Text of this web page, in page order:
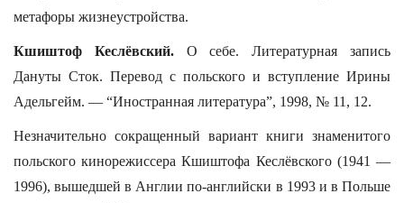
метафоры жизнеустройства.
Кшиштоф Кеслёвский.О себе. Литературная запись
Дануты Сток. Перевод с польского и вступление Ирины
Адельгейм. — “Иностранная литература”, 1998, № 11, 12.
Незначительно сокращенный вариант книги знаменитого
польского кинорежиссера Кшиштофа Кеслёвского (1941 —
1996), вышедшей в Англии по-английски в 1993 и в Польше